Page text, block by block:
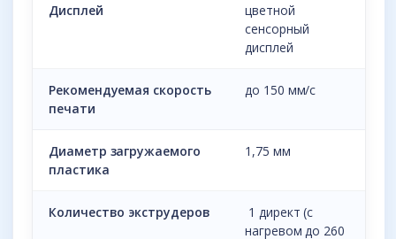
Дисплей
цветной
сенсорный
дисплей
Рекомендуемая скорость
печати
до 150 мм/с
Диаметр загружаемого
пластика
1,75 мм
Количество экструдеров
1 директ (с
нагревом до 260